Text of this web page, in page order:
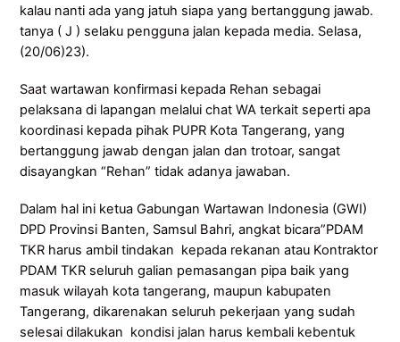
kalau nanti ada yang jatuh siapa yang bertanggung jawab.
tanya ( J ) selaku pengguna jalan kepada media. Selasa,
(20/06)23).
Saat wartawan konfirmasi kepada Rehan sebagai
pelaksana di lapangan melalui chat WA terkait seperti apa
koordinasi kepada pihak PUPR Kota Tangerang, yang
bertanggung jawab dengan jalan dan trotoar, sangat
disayangkan “Rehan” tidak adanya jawaban.
Dalam hal ini ketua Gabungan Wartawan Indonesia (GWI)
DPD Provinsi Banten, Samsul Bahri, angkat bicara”PDAM
TKR harus ambil tindakan kepada rekanan atau Kontraktor
PDAM TKR seluruh galian pemasangan pipa baik yang
masuk wilayah kota tangerang, maupun kabupaten
Tangerang, dikarenakan seluruh pekerjaan yang sudah
selesai dilakukan kondisi jalan harus kembali kebentuk